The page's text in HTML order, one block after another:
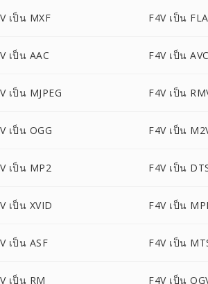
เป็น MXF F4V เป็น
เป็น AAC F4V เป็น
เป็น MJPEG F4V เป็น
เป็น OGG F4V เป็น
เป็น MP2 F4V เป็น
เป็น XVID F4V เป็น
เป็น ASF F4V เป็น
เป็น RM F4V เป็น